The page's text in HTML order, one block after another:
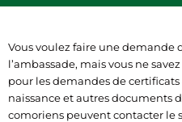
Vous voulez faire une demande
l’ambassade, mais vous ne
pour les demandes de
naissance et autres documents
comoriens peuvent contacter le